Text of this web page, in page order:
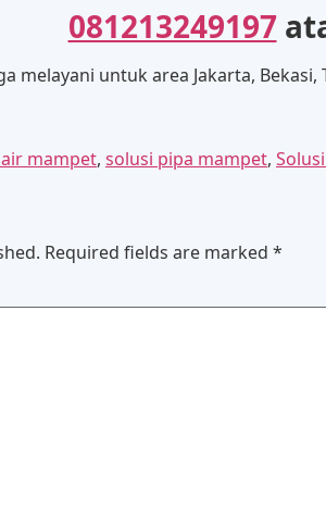
081213249197
melayani untuk area Jakarta,
mampet, solusi pipa mampet,
Required fields are marked *